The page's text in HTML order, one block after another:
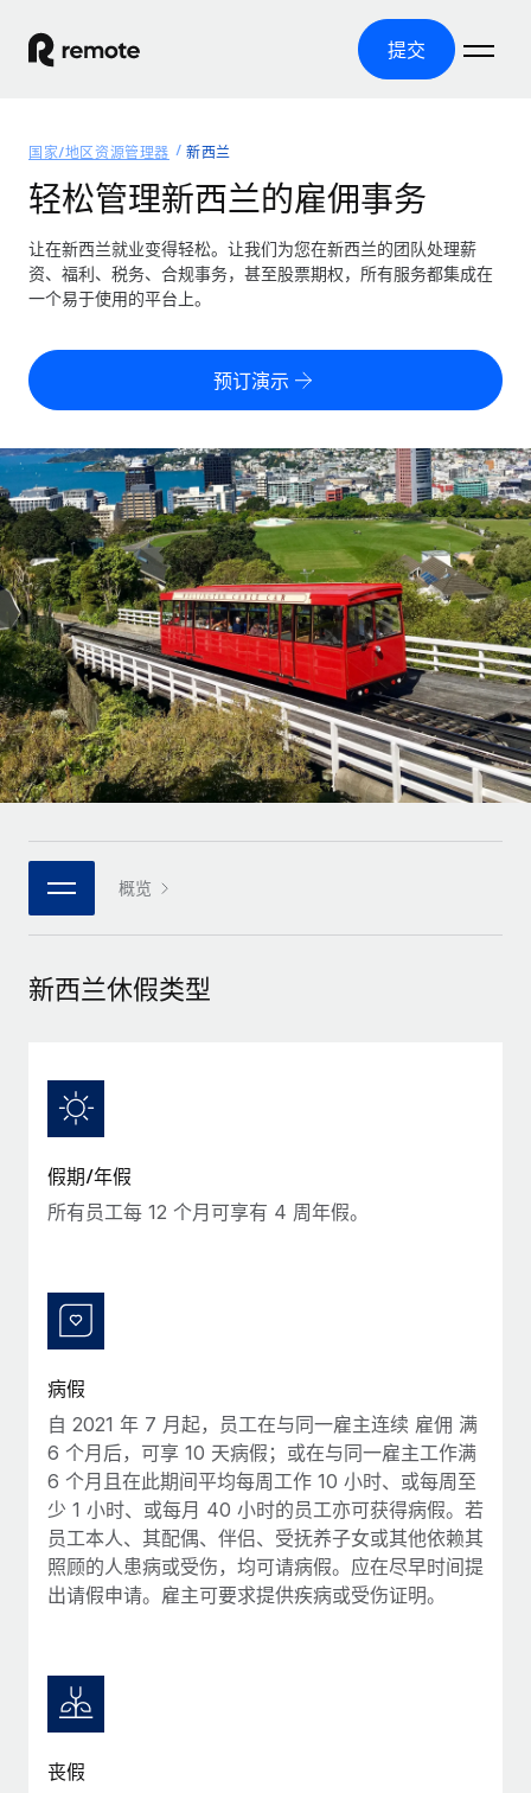
提交
产品
全球招聘
全球薪资管理
轻松运行合规薪资
零实体成本实现全球扩张
全球合规聘用合同工
合同工管理
全球合同工入职与管理
PEO
外包复杂雇佣任务
基础设施
Remote Embedded
将人力资源无缝融入工作流程
团队的内置核心人力资源功能
连接 新的
使用我们的 MCP 将任何人工智能工具与 Remote 平台相连
借助核心业务工具简化流程
咨询专家
获得全球人力资源与合规方面的专家帮助
背景调查
简化候选人筛选流程
防范合规风险
在全球范围内配置和跟踪 IT 设备
实体设立
快速建立合规实体
人员调配与搬迁
轻松搬迁员工
福利
覆盖全球
美国各州浏览器
Remote 无惧对比
了解我们的竞争优势
成长阶段
初创企业
为成长型企业量身打造的全球敏捷型人力资源与薪资解决方案
中型市场
通过定制化人力资源解决方案扩展团队
企业
与我们携手合作
战略技术合作伙伴
集成与人工智能自动化咨询
资源
工具与计算器
误分类风险计算工具
员工成本计算器
计算任何国家的员工总成本
合同工薪酬结算计算器
探索全球合同工的结算货币选项与结算速度
通过 REMOTE 学习
研究与指引
案例研究
人力资源术语表
核对表和模板
职位描述库
网络研讨会
活动
薪金与人才洞察
洞察中心
获得支持
查看全部资源
博客
EOR compliance
As the global workforce continues to expand in response
to the demands of today’s labor market, the...
了解更多
What a Workday global payroll implementation
actually looks like
six-month project with a dedicated team....
了解更多
定价
中文（简体）
English
Nederlands
Français
Deutsch
Español
Italiano
Português (Portugal)
日本語
한국어
登录
国家/地区资源管理器 新西兰
轻松管理新西兰的雇佣事务
让在新西兰就业变得轻松。让我们为您在新西兰的团队处理薪
资、福利、税务、合规事务，甚至股票期权，所有服务都集成在
一个易于使用的平台上。
预订演示
概览
新西兰休假类型
假期/年假
所有员工每 12 个月可享有 4 周年假。
病假
自 2021 年 7 月起，员工在与同一雇主连续 雇佣 满
6 个月后，可享 10 天病假；或在与同一雇主工作满
6 个月且在此期间平均每周工作 10 小时、或每周至
少 1 小时、或每月 40 小时的员工亦可获得病假。若
员工本人、其配偶、伴侣、受抚养子女或其他依赖其
照顾的人患病或受伤，均可请病假。应在尽早时间提
出请假申请。雇主可要求提供疾病或受伤证明。
丧假